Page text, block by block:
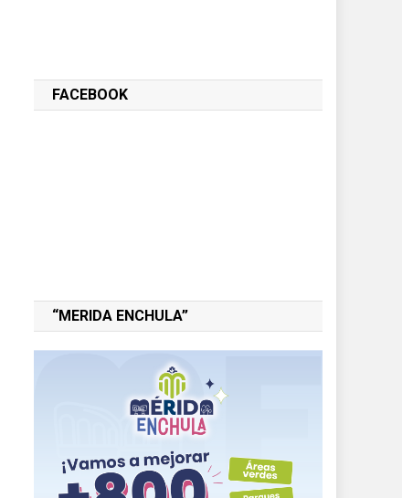
FACEBOOK
“MERIDA ENCHULA”